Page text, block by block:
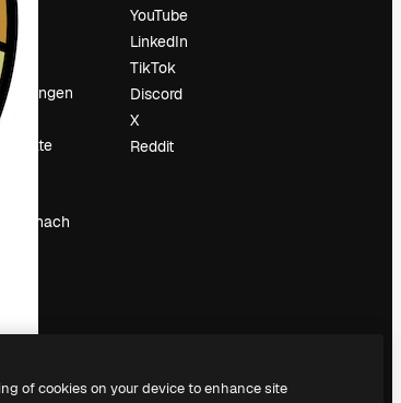
Inhalte
du nach
YouTube
LinkedIn
TikTok
Discord
X
Reddit
of cookies on your device to enhance site